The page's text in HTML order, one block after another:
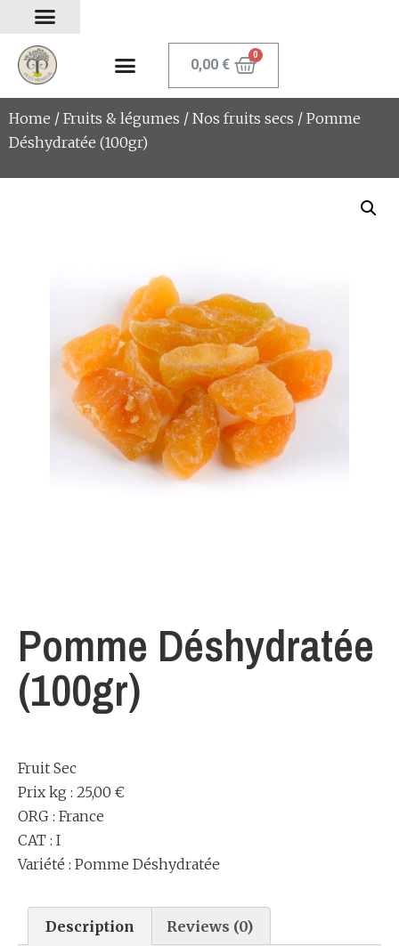
0,00€
Home / Fruits & légumes / Nos fruits secs / Pomme
Déshydratée (100gr)
Pomme Déshydratée
(100gr)
Fruit Sec
Prix kg : 25,00 €
ORG : France
CAT : I
Variété : Pomme Déshydratée
Description Reviews (0)